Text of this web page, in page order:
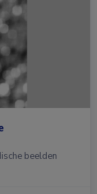
beelden